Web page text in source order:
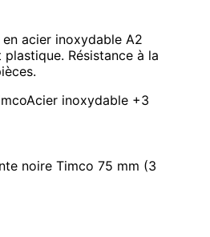
acier inoxydable A2
Résistance à la
Acier inoxydable +3
noire Timco 75 mm (3